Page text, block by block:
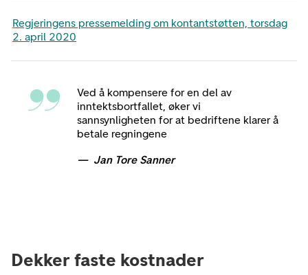
Regjeringens pressemelding om kontantstøtten, torsdag
2. april 2020
Ved å kompensere for en del av
inntektsbortfallet, øker vi
sannsynligheten for at bedriftene klarer å
betale regningene
Jan Tore Sanner
Dekker faste kostnader